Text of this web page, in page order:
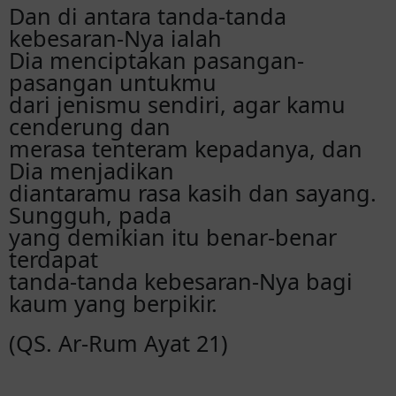
Dan di antara tanda-tanda
kebesaran-Nya ialah
Dia menciptakan pasangan-
pasangan untukmu
dari jenismu sendiri, agar kamu
cenderung dan
merasa tenteram kepadanya, dan
Dia menjadikan
diantaramu rasa kasih dan sayang.
Sungguh, pada
yang demikian itu benar-benar
terdapat
tanda-tanda kebesaran-Nya bagi
kaum yang berpikir.
(QS. Ar-Rum Ayat 21)